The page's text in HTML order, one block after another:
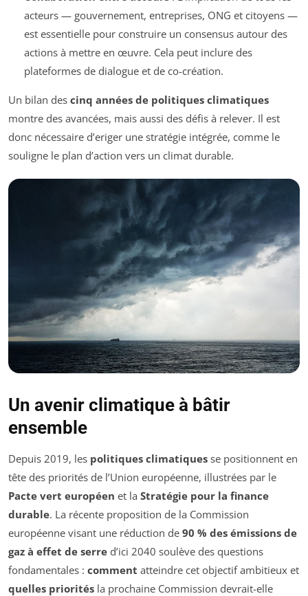
acteurs — gouvernement, entreprises, ONG et citoyens —
est essentielle pour construire un consensus autour des
actions à mettre en œuvre. Cela peut inclure des
plateformes de dialogue et de co-création.
Un bilan des cinq années de politiques climatiques
montre des avancées, mais aussi des défis à relever. Il est
donc nécessaire d’eriger une stratégie intégrée, comme le
souligne le plan d’action vers un climat durable.
Un avenir climatique à bâtir
ensemble
Depuis 2019, les politiques climatiques se positionnent en
tête des priorités de l’Union européenne, illustrées par le
Pacte vert européen et la Stratégie pour la finance
durable. La récente proposition de la Commission
européenne visant une réduction de 90 % des émissions de
gaz à effet de serre d’ici 2040 soulève des questions
fondamentales : comment atteindre cet objectif ambitieux et
quelles priorités la prochaine Commission devrait-elle